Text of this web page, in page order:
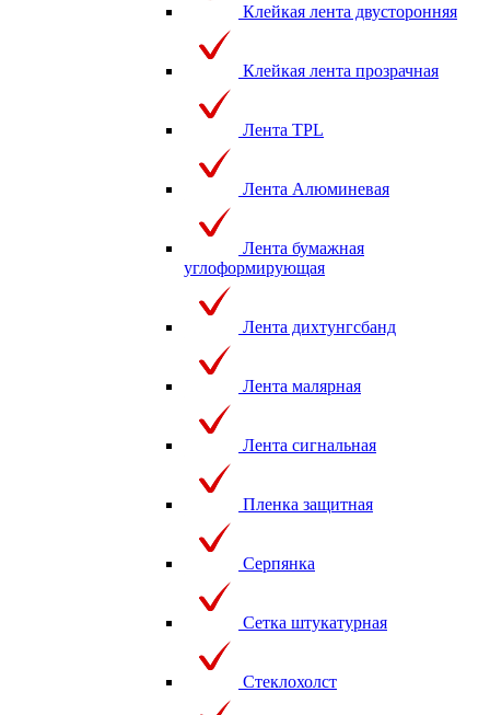
Клейкая лента двусторонняя
Клейкая лента прозрачная
Лента TPL
Лента Алюминевая
Лента бумажная
углоформирующая
Лента дихтунгсбанд
Лента малярная
Лента сигнальная
Пленка защитная
Серпянка
Сетка штукатурная
Стеклохолст